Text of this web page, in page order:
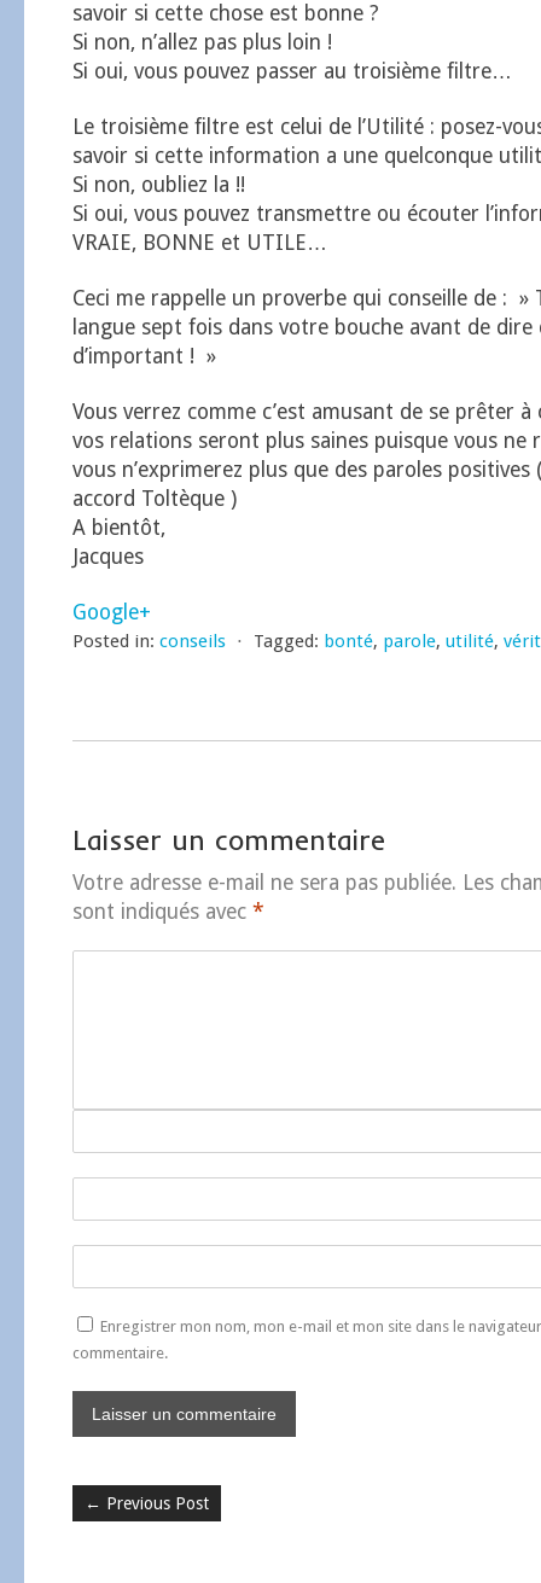
savoir si cette chose est bonne ?
Si non, n’allez pas plus loin !
Si oui, vous pouvez passer au troisième filtre…
Le troisième filtre est celui de l’Utilité : posez-
savoir si cette information a une quelconque
Si non, oubliez la !!
Si oui, vous pouvez transmettre ou écouter
VRAIE, BONNE et UTILE…
Ceci me rappelle un proverbe qui conseille de : »
langue sept fois dans votre bouche avant de dire
d’important ! »
Vous verrez comme c’est amusant de se prêter
vos relations seront plus saines puisque vous ne
vous n’exprimerez plus que des paroles
accord Toltèque )
A bientôt,
Jacques
Google+
Posted in: conseils ⋅ Tagged: bonté, parole, utilité,
Laisser un commentaire
Votre adresse e-mail ne sera pas publiée. Les
sont indiqués avec *
Enregistrer mon nom, mon e-mail et mon site dans le
commentaire.
← Previous Post